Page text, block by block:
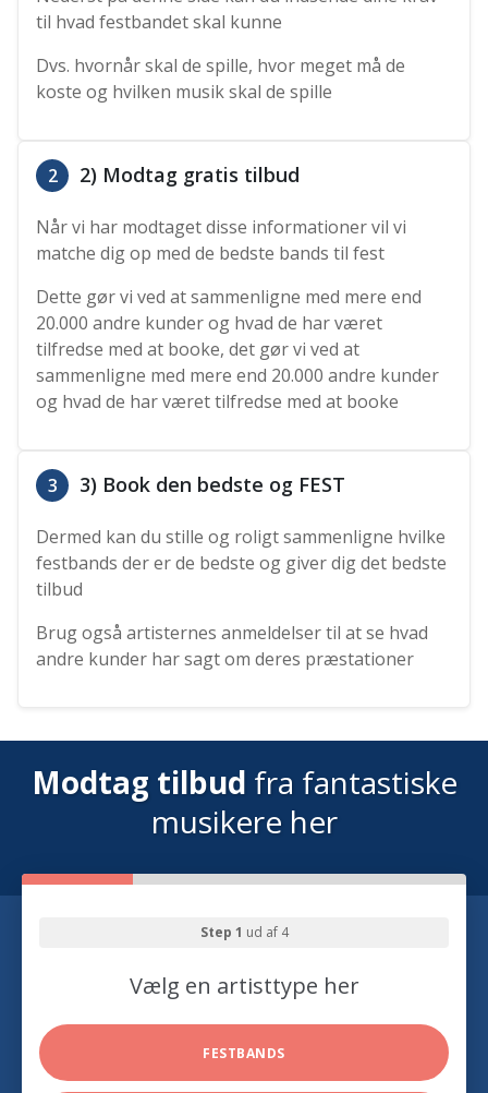
til hvad festbandet skal kunne
Dvs. hvornår skal de spille, hvor meget må de
koste og hvilken musik skal de spille
2 2) Modtag gratis tilbud
Når vi har modtaget disse informationer vil vi
matche dig op med de bedste bands til fest
Dette gør vi ved at sammenligne med mere end
20.000 andre kunder og hvad de har været
tilfredse med at booke, det gør vi ved at
sammenligne med mere end 20.000 andre kunder
og hvad de har været tilfredse med at booke
3 3) Book den bedste og FEST
Dermed kan du stille og roligt sammenligne hvilke
festbands der er de bedste og giver dig det bedste
tilbud
Brug også artisternes anmeldelser til at se hvad
andre kunder har sagt om deres præstationer
Modtag tilbud fra fantastiske
musikere her
Step 1 ud af 4
Vælg en artisttype her
FESTBANDS